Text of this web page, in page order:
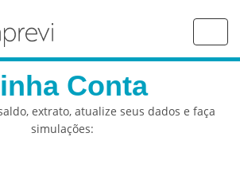
Conta
extrato, atualize seus dados e faça
simulações: